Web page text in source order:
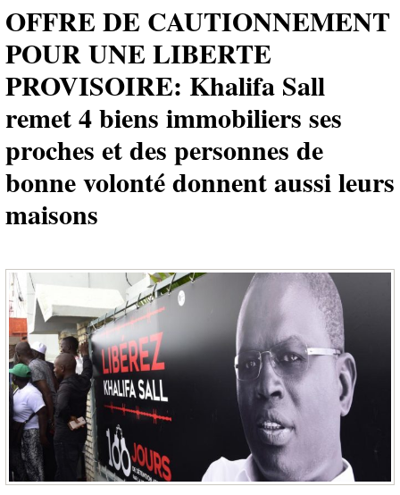
OFFRE DE CAUTIONNEMENT
POUR UNE LIBERTE
PROVISOIRE: Khalifa Sall
remet 4 biens immobiliers ses
proches et des personnes de
bonne volonté donnent aussi leurs
maisons